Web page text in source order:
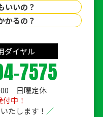
いいの？
かるの？
ダイヤル
7575
日曜定休
中！
たします！